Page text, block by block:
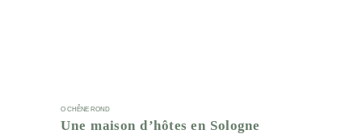
O CHÊNE ROND
Une maison d’hôtes en Sologne